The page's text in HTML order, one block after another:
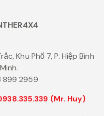
Khu Phố 7, P. Hiệp Bình
899 2959
(Mr. Huy)